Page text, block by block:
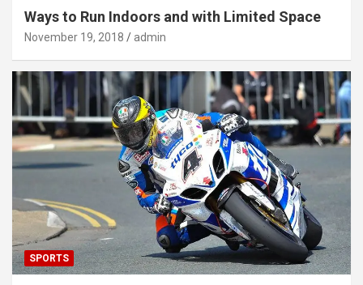
Ways to Run Indoors and with Limited Space
November 19, 2018 admin
SPORTS